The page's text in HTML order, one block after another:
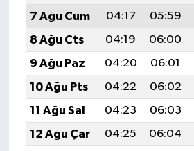
7 Ağu Cum
04:17 05:59
8 Ağu Cts
04:19 06:00
9 Ağu Paz
04:20 06:01
10 Ağu Pts
04:22 06:02
11 Ağu Sal
04:23 06:03
12 Ağu Çar
04:25 06:04